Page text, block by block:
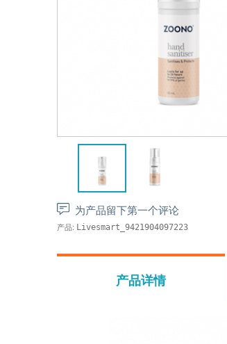
为产品留下第一个评论
产品: Livesmart_9421904097223
产品详情